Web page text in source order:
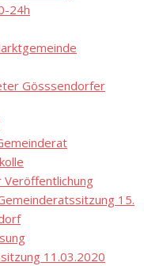
24h
Gösssendorfer
Veröffentlichung
15.
11.03.2020